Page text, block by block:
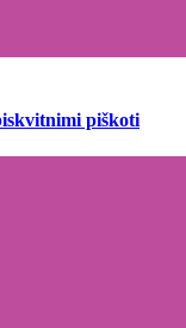
piškoti